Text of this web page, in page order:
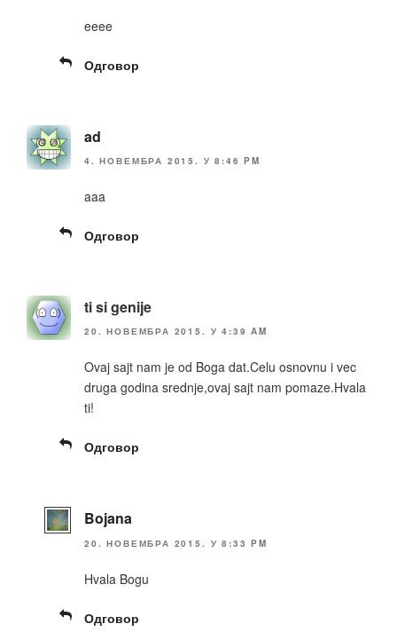
eeee
Одговор
ad
4. НОВЕМБРА 2015. У 8:46 PM
aaa
Одговор
ti si genije
20. НОВЕМБРА 2015. У 4:39 AM
Ovaj sajt nam je od Boga dat.Celu osnovnu i vec
druga godina srednje,ovaj sajt nam pomaze.Hvala
ti!
Одговор
Bojana
20. НОВЕМБРА 2015. У 8:33 PM
Hvala Bogu
Одговор